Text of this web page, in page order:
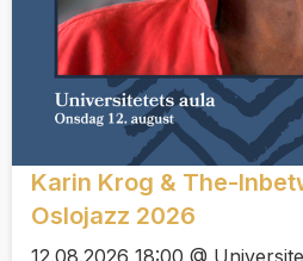
Karin Krog & The-
Oslojazz 2026